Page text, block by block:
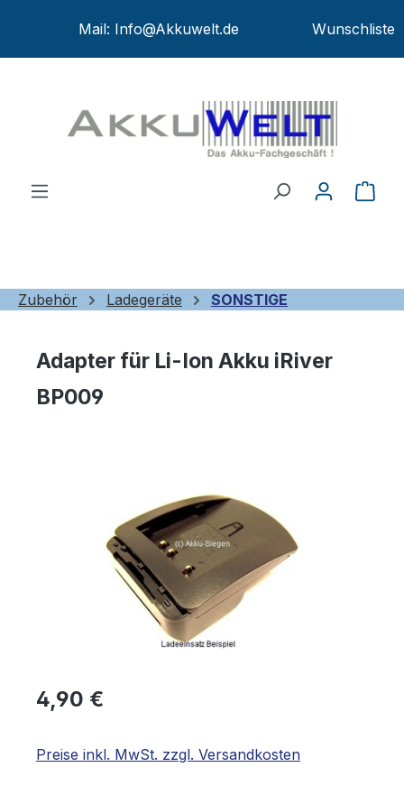
Zum Hauptinhalt springen
Mail: Info@Akkuwelt.de Wunschliste
Zubehör Ladegeräte SONSTIGE
Adapter für Li-Ion Akku iRiver
BP009
Regulärer Preis:
4,90 €
Preise inkl. MwSt. zzgl. Versandkosten